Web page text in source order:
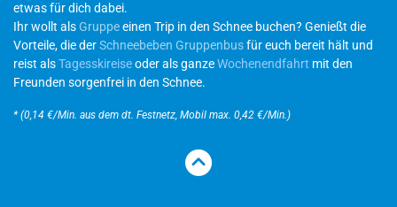
etwas für dich dabei.
Ihr wollt alsGruppeeinen Trip in den Schnee buchen? Genießt die
Vorteile, die derSchneebeben Gruppenbusfür euch bereit hält und
reist alsTagesskireiseoder als ganzeWochenendfahrt mit den
Freunden sorgenfrei in den Schnee.
* (0,14 €/Min. aus dem dt. Festnetz, Mobil max. 0,42 €/Min.)